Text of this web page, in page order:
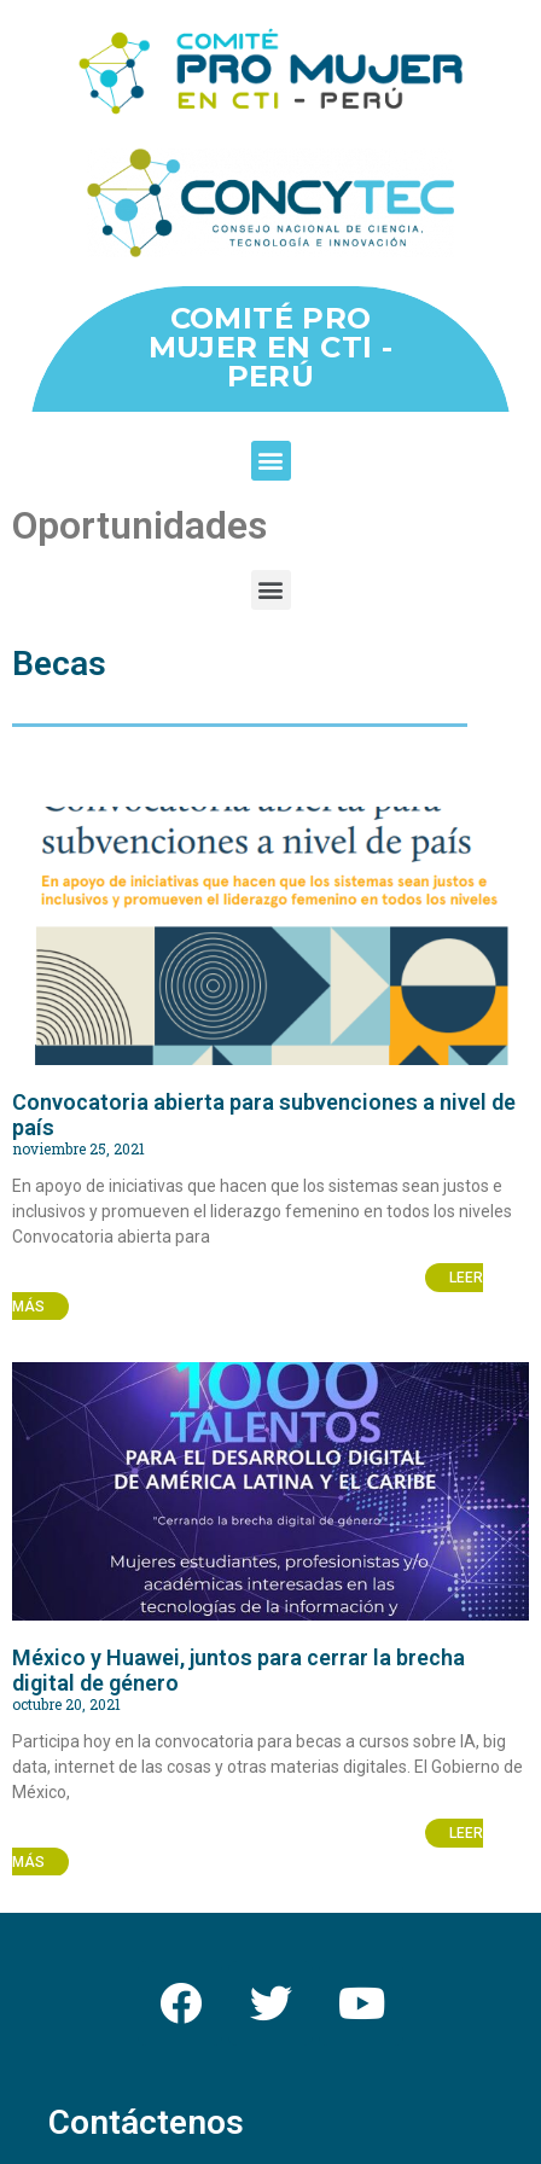
COMITÉ PRO
MUJER EN CTI -
PERÚ
Oportunidades
Becas
Convocatoria abierta para subvenciones a nivel de
país
noviembre 25, 2021
En apoyo de iniciativas que hacen que los sistemas sean justos e
inclusivos y promueven el liderazgo femenino en todos los niveles
Convocatoria abierta para
LEER
MÁS
México y Huawei, juntos para cerrar la brecha
digital de género
octubre 20, 2021
Participa hoy en la convocatoria para becas a cursos sobre IA, big
data, internet de las cosas y otras materias digitales. El Gobierno de
México,
LEER
MÁS
Contáctenos